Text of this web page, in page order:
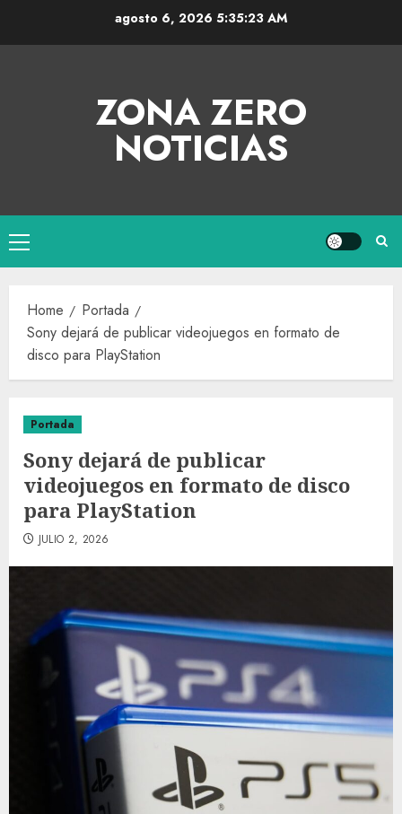
agosto 6, 2026 5:35:24 AM
ZONA ZERO
NOTICIAS
Home
Portada
Sony dejará de publicar videojuegos en formato de
disco para PlayStation
Portada
Sony dejará de publicar
videojuegos en formato de disco
para PlayStation
JULIO 2, 2026